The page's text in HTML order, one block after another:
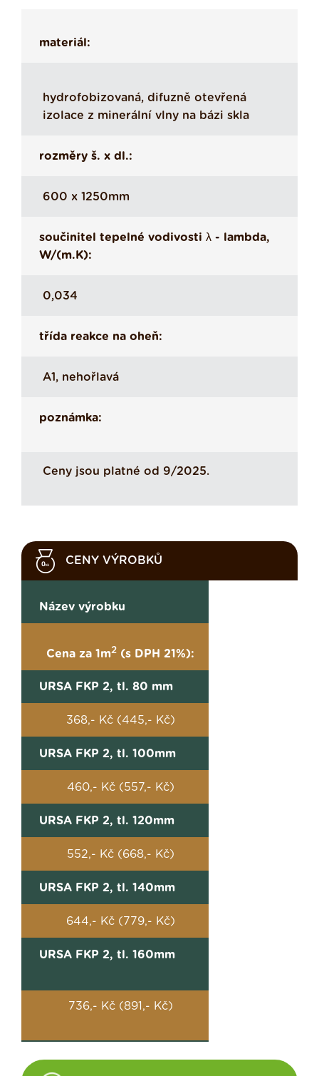
materiál:
hydrofobizovaná, difuzně otevřená
izolace z minerální vlny na bázi skla
rozměry š. x dl.:
600 x 1250mm
součinitel tepelné vodivosti λ - lambda,
W/(m.K):
0,034
třída reakce na oheň:
A1, nehořlavá
poznámka:
Ceny jsou platné od 9/2025.
CENY VÝROBKŮ
Název výrobku
Cena za 1m2 (s DPH 21%):
URSA FKP 2, tl. 80 mm
368,- Kč (445,- Kč)
URSA FKP 2, tl. 100mm
460,- Kč (557,- Kč)
URSA FKP 2, tl. 120mm
552,- Kč (668,- Kč)
URSA FKP 2, tl. 140mm
644,- Kč (779,- Kč)
URSA FKP 2, tl. 160mm
736,- Kč (891,- Kč)